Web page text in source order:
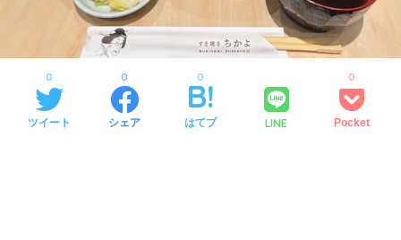
ツイート
0
シェア
0
はてブ
0
LINE Pocket
0